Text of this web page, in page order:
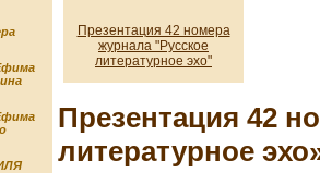
Презентация 42 номера
журнала "Русское
литературное эхо"
Презентация 42
литературное